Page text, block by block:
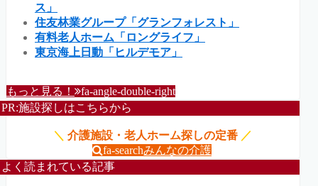
ス」
住友林業グループ「グランフォレスト」
有料老人ホーム「ロングライフ」
東京海上日動「ヒルデモア」
もっと見る！ fa-angle-double-right
PR:施設探しはこちらから
＼ 介護施設・老人ホーム探しの定番 ／
fa-searchみんなの介護
よく読まれている記事